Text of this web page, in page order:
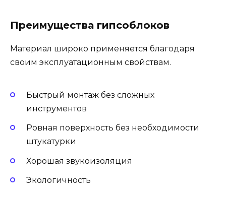
Преимущества гипсоблоков
Материал широко применяется благодаря
своим эксплуатационным свойствам.
Быстрый монтаж без сложных
инструментов
Ровная поверхность без необходимости
штукатурки
Хорошая звукоизоляция
Экологичность